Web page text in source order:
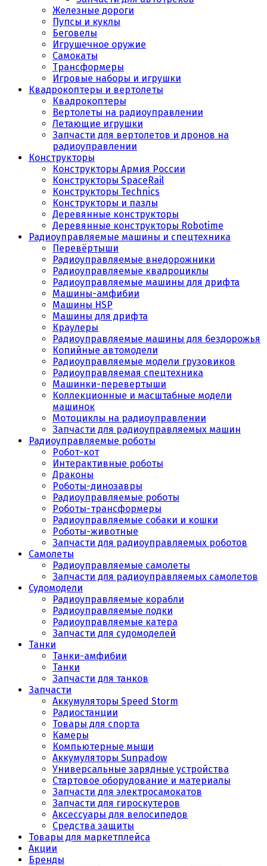
Железные дороги
Пупсы и куклы
Беговелы
Игрушечное оружие
Самокаты
Трансформеры
Игровые наборы и игрушки
Квадрокоптеры и вертолеты
Квадрокоптеры
Вертолеты на радиоуправлении
Летающие игрушки
Запчасти для вертолетов и дронов на
радиоуправлении
Конструкторы
Конструкторы Армия России
Конструкторы SpaceRail
Конструкторы Technics
Конструкторы и пазлы
Деревянные конструкторы
Деревянные конструкторы Robotime
Радиоуправляемые машины и спецтехника
Перевёртыши
Радиоуправляемые внедорожники
Радиоуправляемые квадроциклы
Радиоуправляемые машины для дрифта
Машины-амфибии
Машины HSP
Машины для дрифта
Краулеры
Радиоуправляемые машины для бездорожья
Копийные автомодели
Радиоуправляемые модели грузовиков
Радиоуправляемая спецтехника
Машинки-перевертыши
Коллекционные и масштабные модели
машинок
Мотоциклы на радиоуправлении
Запчасти для радиоуправляемых машин
Радиоуправляемые роботы
Робот-кот
Интерактивные роботы
Драконы
Роботы-динозавры
Радиоуправляемые роботы
Роботы-трансформеры
Радиоуправляемые собаки и кошки
Роботы-животные
Запчасти для радиоуправляемых роботов
Самолеты
Радиоуправляемые самолеты
Запчасти для радиоуправляемых самолетов
Судомодели
Радиоуправляемые корабли
Радиоуправляемые лодки
Радиоуправляемые катера
Запчасти для судомоделей
Танки
Танки-амфибии
Танки
Запчасти для танков
Запчасти
Аккумуляторы Speed Storm
Радиостанции
Товары для спорта
Камеры
Компьютерные мыши
Аккумуляторы Sunpadow
Универсальные зарядные устройства
Стартовое оборудование и материалы
Запчасти для электросамокатов
Запчасти для гироскутеров
Аксессуары для велосипедов
Средства защиты
Товары для маркетплейса
Акции
Бренды